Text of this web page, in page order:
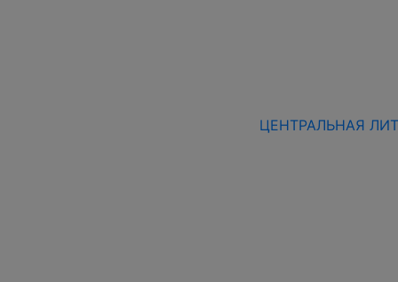
ЦЕНТРАЛЬНАЯ